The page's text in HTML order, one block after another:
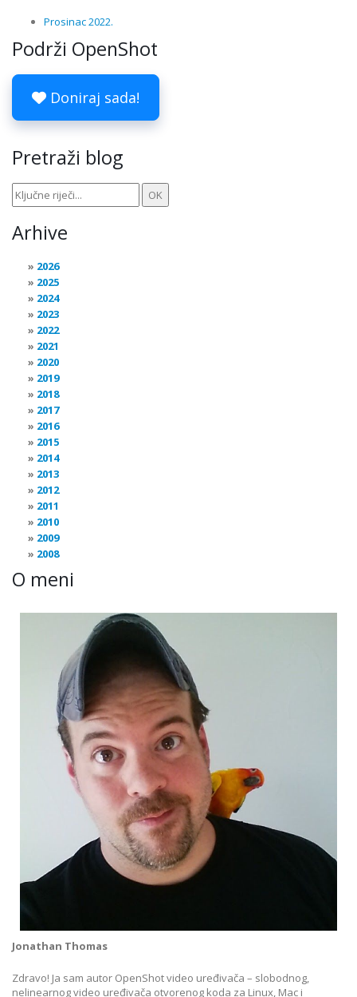
Prosinac 2022.
Podrži OpenShot
Doniraj sada!
Pretraži blog
Arhive
2026
2025
2024
2023
2022
2021
2020
2019
2018
2017
2016
2015
2014
2013
2012
2011
2010
2009
2008
O meni
Jonathan Thomas
Zdravo! Ja sam autor OpenShot video uređivača – slobodnog,
nelinearnog video uređivača otvorenog koda za Linux, Mac i